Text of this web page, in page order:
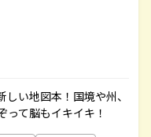
い地図本！国境や州、
て脳もイキイキ！